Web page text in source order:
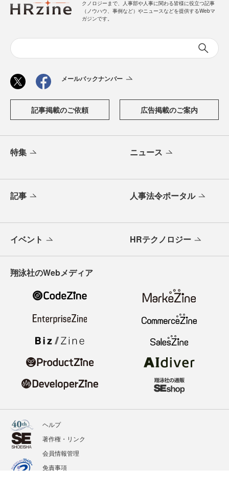
クノロジーまで、人事部や人事に関わる皆様に役立つ記事
（ノウハウ、事例など）やニュースなどを提供するWebマ
ガジンです。
メールバックナンバー
記事掲載のご依頼 広告掲載のご案内
特集 ニュース
記事 人事法令ポータル
イベント HRテクノロジー
翔泳社のWebメディア
ヘルプ
著作権・リンク
会員情報管理
免責事項